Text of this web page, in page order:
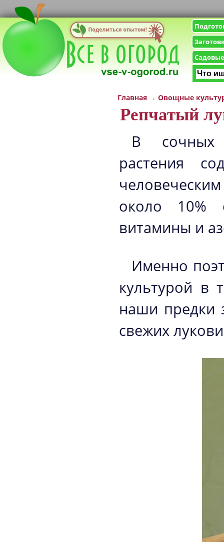
Главная → Овощные
Репчатый
В сочных
растения
около 10%
витамины и
Именно
культурой в
наши предки
свежих